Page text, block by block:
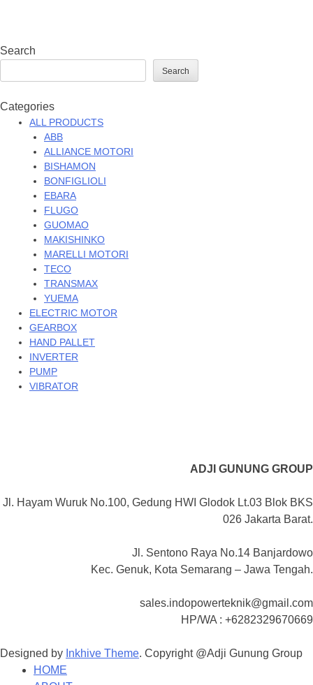
Search
Search
Categories
ALL PRODUCTS
ABB
ALLIANCE MOTORI
BISHAMON
BONFIGLIOLI
EBARA
FLUGO
GUOMAO
MAKISHINKO
MARELLI MOTORI
TECO
TRANSMAX
YUEMA
ELECTRIC MOTOR
GEARBOX
HAND PALLET
INVERTER
PUMP
VIBRATOR
ADJI GUNUNG GROUP
Jl. Hayam Wuruk No.100, Gedung HWI Glodok Lt.03 Blok BKS
026 Jakarta Barat.
Jl. Sentono Raya No.14 Banjardowo
Kec. Genuk, Kota Semarang – Jawa Tengah.
sales.indopowerteknik@gmail.com
HP/WA : +6282329670669
Designed by Inkhive Theme. Copyright @Adji Gunung Group
HOME